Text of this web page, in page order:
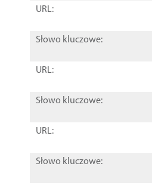
URL:
Słowo kluczowe:
URL:
Słowo kluczowe:
URL:
Słowo kluczowe: